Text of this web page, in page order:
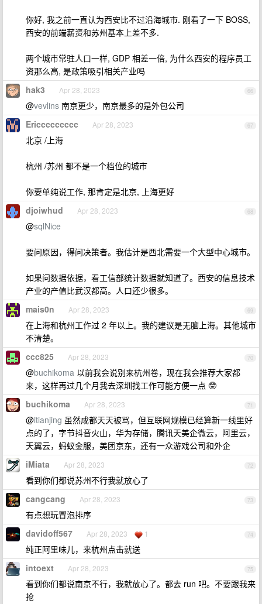
你好, 我之前一直认为西安比不过沿海城市. 刚看了一下 BOSS,
西安的前端薪资和苏州基本上差不多.
两个城市常驻人口一样, GDP 相差一倍, 为什么西安的程序员工
资那么高, 是政策吸引相关产业吗
66
hak3 Apr 28, 2023
@vevlins 南京更少，南京最多的是外包公司
67
Ericcccccccc Apr 28, 2023
北京 /上海
杭州 /苏州 都不是一个档位的城市
你要单纯说工作, 那肯定是北京, 上海更好
68
djoiwhud Apr 28, 2023
@sqlNice
要问原因，得问决策者。我估计是西北需要一个大型中心城市。
如果问数据依据，看工信部统计数据就知道了。西安的信息技术
产业的产值比武汉都高。人口还少很多。
69
mais0n Apr 28, 2023
在上海和杭州工作过 2 年以上。我的建议是无脑上海。其他城市
不清楚。
70
ccc825 Apr 28, 2023
@buchikoma 以前我会说别来杭州卷，现在我会推荐大家都
来，这样再过几个月我去深圳找工作可能方便一点 🤓
71
buchikoma Apr 28, 2023
@itianjing 虽然成都天天被骂，但互联网规模已经算新一线里好
点的了，字节抖音火山，华为存储，腾讯天美企微云，阿里云，
天翼云，蚂蚁金服，美团京东，还有一众游戏公司和外企
72
iMiata Apr 28, 2023
看到你们都说苏州不行我就放心了
73
cangcang Apr 28, 2023
有点想玩冒泡排序
74
davidoff567 Apr 28, 2023 1
纯正阿里味儿，来杭州点击就送
75
intoext Apr 28, 2023
看到你们都说南京不行，我就放心了。都去 run 吧。不要跟我来
抢